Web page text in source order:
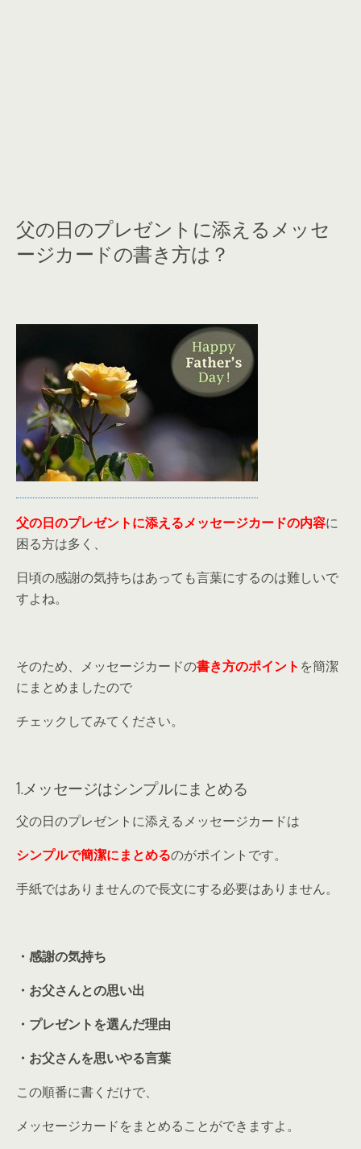
父の日のプレゼントに添えるメッセ
ージカードの書き方は？
父の日のプレゼントに添えるメッセージカードの内容に
困る方は多く、
日頃の感謝の気持ちはあっても言葉にするのは難しいで
すよね。
そのため、メッセージカードの書き方のポイント を簡潔
にまとめましたので
チェックしてみてください。
1.メッセージはシンプルにまとめる
父の日のプレゼントに添えるメッセージカードは
シンプルで簡潔にまとめるのがポイントです。
手紙ではありませんので長文にする必要はありません。
・感謝の気持ち
・お父さんとの思い出
・プレゼントを選んだ理由
・お父さんを思いやる言葉
この順番に書くだけで、
メッセージカードをまとめることができますよ。